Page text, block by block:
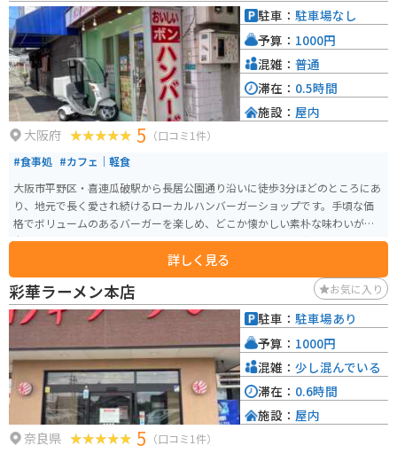
大阪府 5 （口コミ1件）
#食事処 #カフェ｜軽食
大阪市平野区・喜連瓜破駅から長居公園通り沿いに徒歩3分ほどのところにあ
り、地元で長く愛され続けるローカルハンバーガーショップです。手頃な価
格でボリュームのあるバーガーを楽しめ、どこか懐かしい素朴な味わいが魅
力。看板メニューの「ボンバーガー」は、シンプルながら一度食べるとまた
食べたくなると評判で、世代を問わず親しまれています。気軽に立ち寄れ
る“大阪の町の名店”です。
詳しく見る
駐車： 駐車場なし
予算： 1000円
混雑： 普通
滞在： 0.5時間
施設： 屋内
彩華ラーメン本店 お気に入り
奈良県 5 （口コミ1件）
駐車： 駐車場あり
予算： 1000円
混雑： 少し混んでいる
滞在： 0.6時間
施設： 屋内